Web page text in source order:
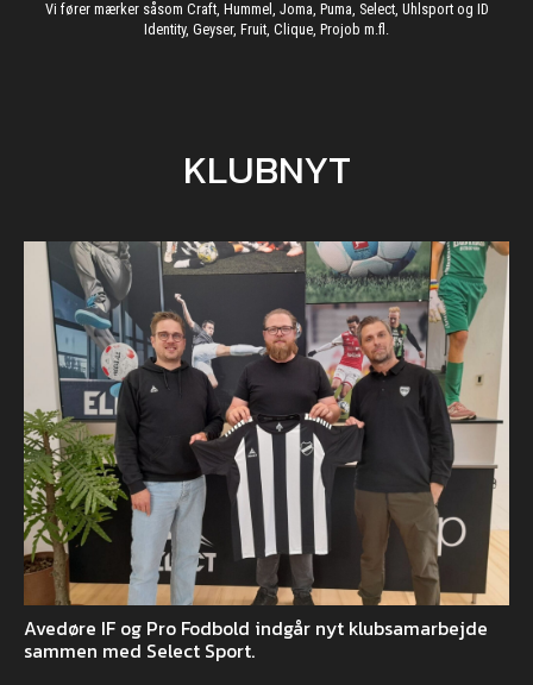
Vi fører mærker såsom Craft, Hummel, Joma, Puma, Select, Uhlsport og ID
Identity, Geyser, Fruit, Clique, Projob m.fl.
KLUBNYT
Avedøre IF og Pro Fodbold indgår nyt klubsamarbejde
sammen med Select Sport.